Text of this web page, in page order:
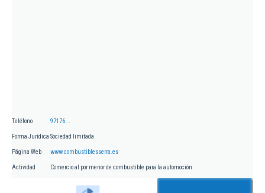
Teléfono 97176...
Forma Jurídica Sociedad limitada
Página Web www.combustiblesserra.es
Actividad Comercio al por menor de combustible para la automoción